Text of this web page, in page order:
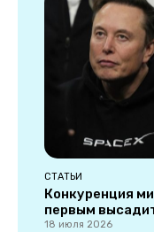
СТАТЬИ
Конкуренция
первым
18 июля 2026